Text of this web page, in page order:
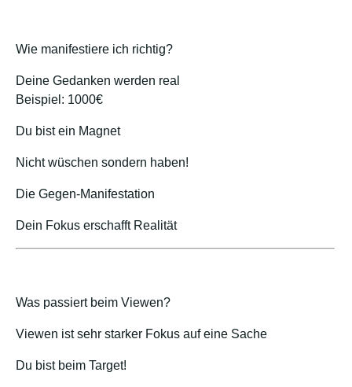
Wie manifestiere ich richtig?
Deine Gedanken werden real
Beispiel: 1000€
Du bist ein Magnet
Nicht wüschen sondern haben!
Die Gegen-Manifestation
Dein Fokus erschafft Realität
Was passiert beim Viewen?
Viewen ist sehr starker Fokus auf eine Sache
Du bist beim Target!